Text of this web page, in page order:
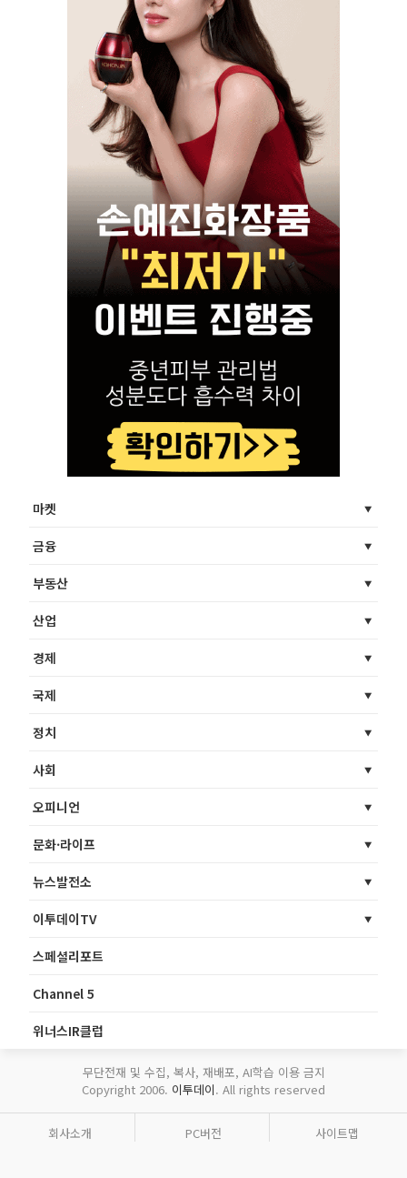
마켓
금융
부동산
산업
경제
국제
정치
사회
오피니언
문화·라이프
뉴스발전소
이투데이TV
스페셜리포트
Channel 5
위너스IR클럽
무단전재 및 수집, 복사, 재배포, AI학습 이용 금지
Copyright 2006. 이투데이. All rights reserved
회사소개 PC버전 사이트맵